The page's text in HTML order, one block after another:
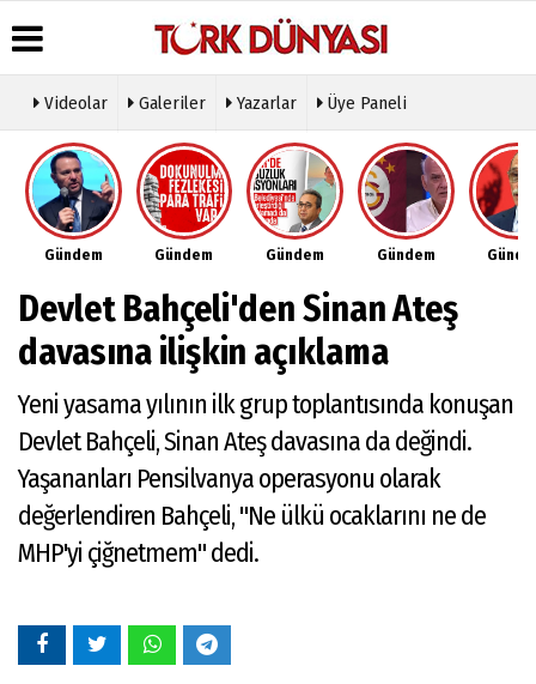
Üye Paneli
Haber
Arşivi
Gazete
Arşivi
Günün
Haberleri
Hava
Durumu
Gazete
Manşetleri
Anketler
Biyografiler
Köşe
Yazarları
Video
Galeri
Foto
Etkinlikler
Künye
İletişim
Çerez
Politikası
Videolar Galeriler Yazarlar Üye Paneli
Gündem Gündem Gündem Gündem
Devlet Bahçeli'den Sinan Ateş
davasına ilişkin açıklama
Yeni yasama yılının ilk grup toplantısında konuşan
Devlet Bahçeli, Sinan Ateş davasına da değindi.
Yaşananları Pensilvanya operasyonu olarak
değerlendiren Bahçeli, "Ne ülkü ocaklarını ne de
MHP'yi çiğnetmem" dedi.